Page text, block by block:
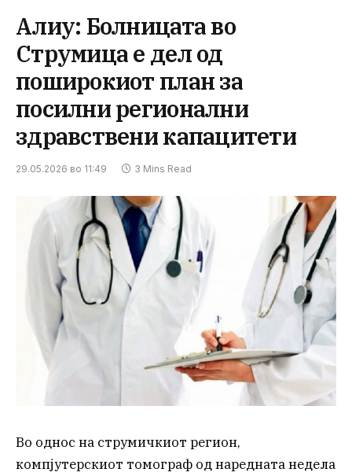
Алиу: Болницата во
Струмица е дел од
поширокиот план за
посилни регионални
здравствени капацитети
29.05.2026 во 11:49 3 Mins Read
Во однос на струмичкиот регион,
компјутерскиот томограф од наредната недела